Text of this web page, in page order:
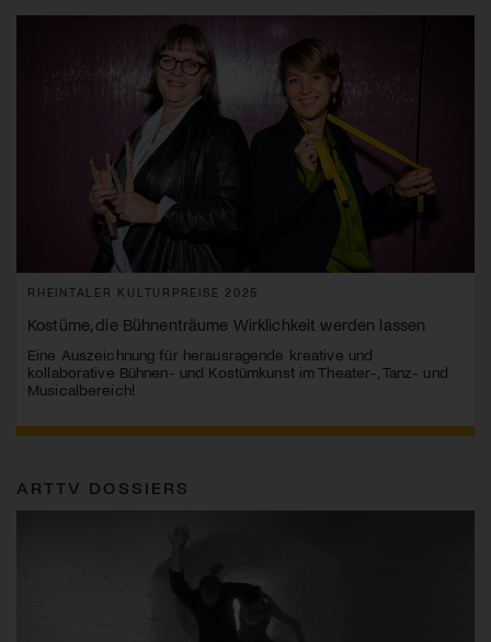
RHEINTALER KULTURPREISE 2025
Kostüme, die Bühnenträume Wirklichkeit werden lassen
Eine Auszeichnung für herausragende kreative und
kollaborative Bühnen- und Kostümkunst im Theater-, Tanz- und
Musicalbereich!
ARTTV DOSSIERS